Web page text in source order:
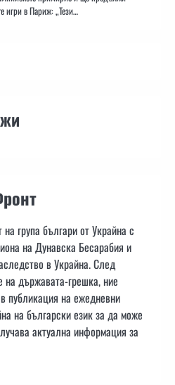
игри в Париж: „Тези…
група българи от Украйна с
на Дунавска Бесарабия и
в Украйна. След
на държавата-грешка, ние
публикация на ежедневни
на български език за да може
актуална информация за